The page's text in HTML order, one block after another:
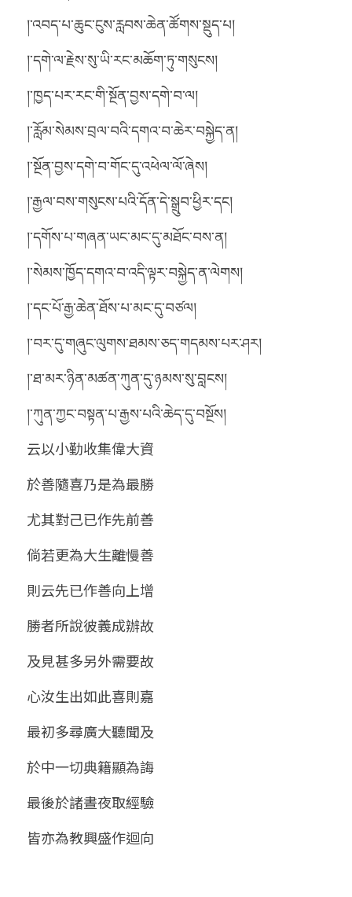
།་འབད་པ་ཆུང་ངུས་རླབས་ཆེན་ཚོགས་སྡུད་པ།
།་དགེ་ལ་རྗེས་སུ་ཡི་རང་མཆོག་ཏུ་གསུངས།
།་ཁྱད་པར་རང་གི་སྔོན་བྱས་དགེ་བ་ལ།
།་རློམ་སེམས་བྲལ་བའི་དགའ་བ་ཆེར་བསྐྱེད་ན།
།་སྔོན་བྱས་དགེ་བ་གོང་དུ་འཕེལ་ལོ་ཞེས།
།་རྒྱལ་བས་གསུངས་པའི་དོན་དེ་སྒྲུབ་ཕྱིར་དང།
།་དགོས་པ་གཞན་ཡང་མང་དུ་མཐོང་བས་ན།
།་སེམས་ཁྱོད་དགའ་བ་འདི་ལྟར་བསྐྱེད་ན་ལེགས།
།་དང་པོ་རྒྱ་ཆེན་ཐོས་པ་མང་དུ་བཙལ།
།་བར་དུ་གཞུང་ལུགས་ཐམས་ཅད་གདམས་པར་ཤར།
།་ཐ་མར་ཉིན་མཚན་ཀུན་དུ་ཉམས་སུ་བླངས།
།་ཀུན་ཀྱང་བསྟན་པ་རྒྱས་པའི་ཆེད་དུ་བསྔོས།
云以小勤收集偉大資
於善隨喜乃是為最勝
尤其對己已作先前善
倘若更為大生離慢善
則云先已作善向上增
勝者所說彼義成辦故
及見甚多另外需要故
心汝生出如此喜則嘉
最初多尋廣大聽聞及
於中一切典籍顯為誨
最後於諸晝夜取經驗
皆亦為教興盛作迴向